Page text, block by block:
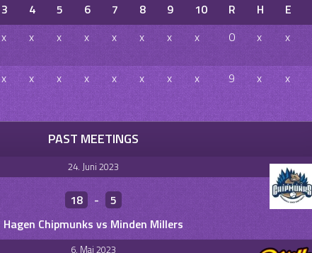
3 4 5 6 7 8 9 10 R H E
x x x x x x x x 0 x x
x x x x x x x x 9 x x
PAST MEETINGS
24. Juni 2023
18 -
5
Hagen Chipmunks vs Minden Millers
6. Mai 2023